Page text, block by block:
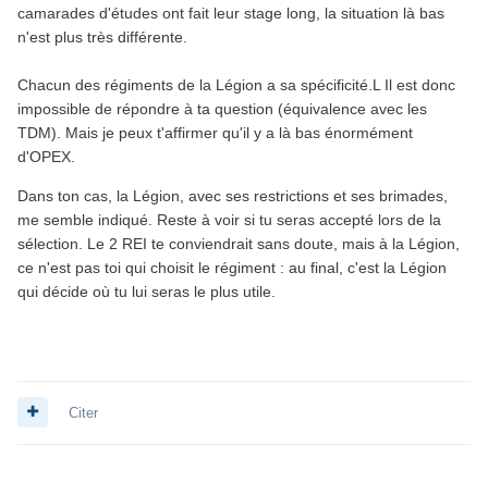
camarades d'études ont fait leur stage long, la situation là bas
n'est plus très différente.
Chacun des régiments de la Légion a sa spécificité.L Il est donc
impossible de répondre à ta question (équivalence avec les
TDM). Mais je peux t'affirmer qu'il y a là bas énormément
d'OPEX.
Dans ton cas, la Légion, avec ses restrictions et ses brimades,
me semble indiqué. Reste à voir si tu seras accepté lors de la
sélection. Le 2 REI te conviendrait sans doute, mais à la Légion,
ce n'est pas toi qui choisit le régiment : au final, c'est la Légion
qui décide où tu lui seras le plus utile.
Citer